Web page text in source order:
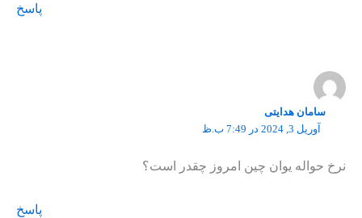
پاسخ
سامان هدایتی
آوریل 3, 2024 در 7:49 ب.ظ
نرخ حواله یوان چین امروز چقدر است؟
پاسخ